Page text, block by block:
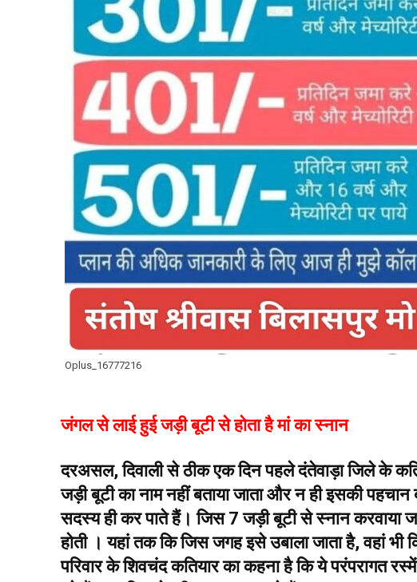
Oplus_16777216
जंगल से लाई हुई जड़ी बूटी से होता है मां का स्नान
दरअसल, दिवाली से ठीक एक दिन पहले दंतेवाड़ा जिले के
जड़ी बूटी का नाम नहीं बताया जाता और न ही इसकी
सदस्य ही कर पाते हैं। जिस 7 जड़ी बूटी से स्नान करवाया
होती । यहां तक कि जिस जगह इसे उबाला जाता है, वहां भी
परिवार के शिवचंद कतियार का कहना है कि ये परंपरागत